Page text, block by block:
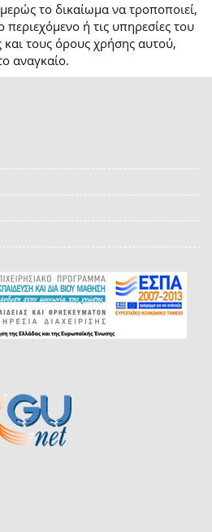
το δικαίωμα να τροποποιεί,
περιεχόμενο ή τις υπηρεσίες του
τους όρους χρήσης αυτού,
αναγκαίο.